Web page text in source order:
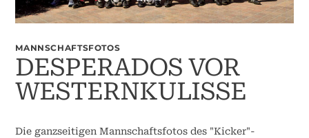
MANNSCHAFTSFOTOS
DESPERADOS VOR
WESTERNKULISSE
Die ganzseitigen Mannschaftsfotos des "Kicker"-